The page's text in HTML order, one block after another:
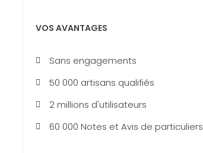
VOS AVANTAGES
Sans engagements
50 000 artisans qualifiés
2 millions d'utilisateurs
60 000 Notes et Avis de particuliers